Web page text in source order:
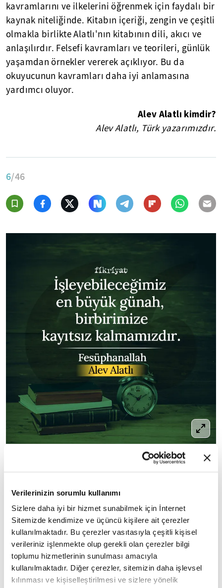
Verilerinizin sorumlu kullanımı
Sizlere daha iyi bir hizmet sunabilmek için İnternet
Sitemizde kendimize ve üçüncü kişilere ait çerezler
kullanılmaktadır. Bu çerezler vasıtasıyla çeşitli kişisel
verileriniz işlenmekte olup gerekli olan çerezler bilgi
toplumu hizmetlerinin sunulması amacıyla
kullanılmaktadır. Diğer çerezler, sitemizin daha işlevsel
kılınması ve kişiselleştirilmesi ve sizlere yönelik
kavramlarını ve ilkelerini öğrenmek için faydalı bir
kaynak niteliğinde. Kitabın içeriği, zengin ve çeşitli
olmakla birlikte Alatlı'nın kitabının dili, akıcı ve
anlaşılırdır. Felsefi kavramları ve teorileri, günlük
yaşamdan örnekler vererek açıklıyor. Bu da
okuyucunun kavramları daha iyi anlamasına
yardımcı oluyor.
Alev Alatlı kimdir?
Alev Alatlı, Türk yazarımızdır.
6/46
"İşleyebileceğimiz en büyük günah, birbirimize
kayıtsız kalmamızdır. "
Fesüphanallah! - Alev Alatlı
/46 Var Olmak - Nurettin Topçu